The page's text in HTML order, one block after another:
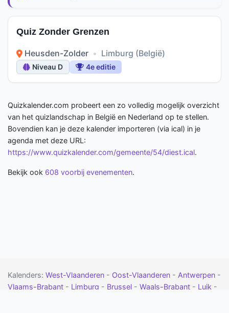
Quiz Zonder Grenzen
Heusden-Zolder • Limburg (België)
Niveau D 4e editie
Quizkalender.com probeert een zo volledig mogelijk overzicht
van het quizlandschap in België en Nederland op te stellen.
Bovendien kan je deze kalender importeren (via ical) in je
agenda met deze URL:
https://www.quizkalender.com/gemeente/54/diest.ical.
Bekijk ook 608 voorbij evenementen.
Kalenders: West-Vlaanderen - Oost-Vlaanderen - Antwerpen -
Vlaams-Brabant - Limburg - Brussel - Waals-Brabant - Luik -